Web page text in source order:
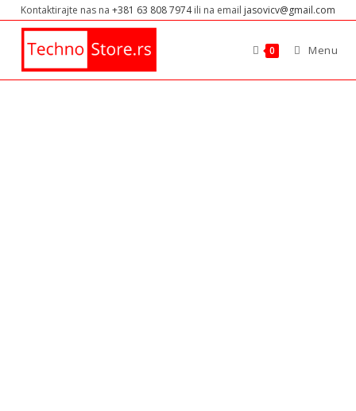
Kontaktirajte nas na +381 63 808 7974ili na email jasovicv@gmail.com
0 Menu